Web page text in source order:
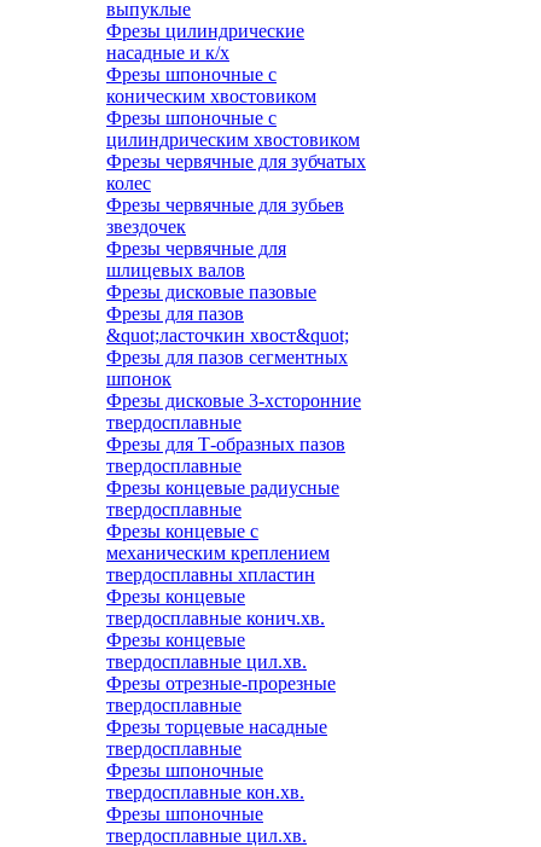
выпуклые
Фрезы цилиндрические
насадные и к/х
Фрезы шпоночные с
коническим хвостовиком
Фрезы шпоночные с
цилиндрическим хвостовиком
Фрезы червячные для зубчатых
колес
Фрезы червячные для зубьев
звездочек
Фрезы червячные для
шлицевых валов
Фрезы дисковые пазовые
Фрезы для пазов
&quot;ласточкин хвост&quot;
Фрезы для пазов сегментных
шпонок
Фрезы дисковые 3-хсторонние
твердосплавные
Фрезы для Т-образных пазов
твердосплавные
Фрезы концевые радиусные
твердосплавные
Фрезы концевые с
механическим креплением
твердосплавны хпластин
Фрезы концевые
твердосплавные конич.хв.
Фрезы концевые
твердосплавные цил.хв.
Фрезы отрезные-прорезные
твердосплавные
Фрезы торцевые насадные
твердосплавные
Фрезы шпоночные
твердосплавные кон.хв.
Фрезы шпоночные
твердосплавные цил.хв.